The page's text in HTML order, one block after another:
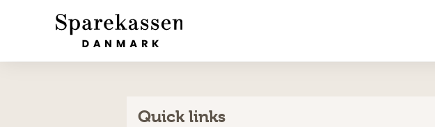
Quick links